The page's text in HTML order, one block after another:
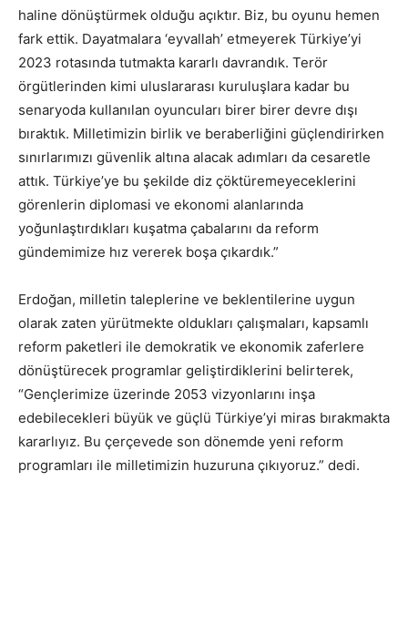
haline dönüştürmek olduğu açıktır. Biz, bu oyunu hemen
fark ettik. Dayatmalara ‘eyvallah’ etmeyerek Türkiye’yi
2023 rotasında tutmakta kararlı davrandık. Terör
örgütlerinden kimi uluslararası kuruluşlara kadar bu
senaryoda kullanılan oyuncuları birer birer devre dışı
bıraktık. Milletimizin birlik ve beraberliğini güçlendirirken
sınırlarımızı güvenlik altına alacak adımları da cesaretle
attık. Türkiye’ye bu şekilde diz çöktüremeyeceklerini
görenlerin diplomasi ve ekonomi alanlarında
yoğunlaştırdıkları kuşatma çabalarını da reform
gündemimize hız vererek boşa çıkardık.”
Erdoğan, milletin taleplerine ve beklentilerine uygun
olarak zaten yürütmekte oldukları çalışmaları, kapsamlı
reform paketleri ile demokratik ve ekonomik zaferlere
dönüştürecek programlar geliştirdiklerini belirterek,
“Gençlerimize üzerinde 2053 vizyonlarını inşa
edebilecekleri büyük ve güçlü Türkiye’yi miras bırakmakta
kararlıyız. Bu çerçevede son dönemde yeni reform
programları ile milletimizin huzuruna çıkıyoruz.” dedi.